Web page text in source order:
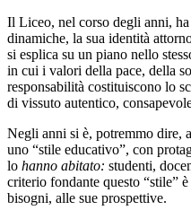
Il Liceo, nel corso degli anni,
dinamiche, la sua identità
si esplica su un piano nello
in cui i valori della pace, della
responsabilità costituiscono lo
di vissuto autentico,
Negli anni si è, potremmo dire,
uno “stile educativo”, con
lo hanno abitato: studenti,
criterio fondante questo “stile”
bisogni, alle sue prospettive.